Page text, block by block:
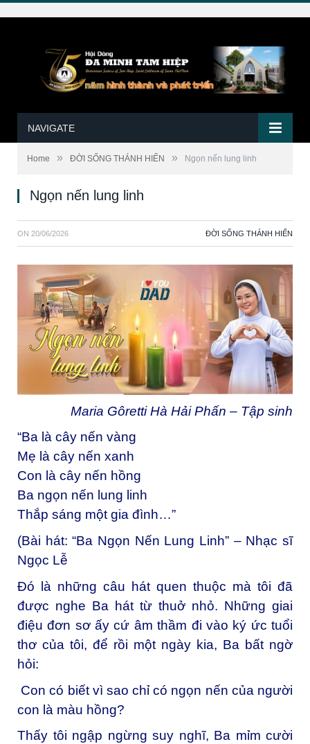
NAVIGATE
Home » ĐỜI SỐNG THÁNH HIẾN » Ngọn nến lung linh
Ngọn nến lung linh
ON 20/06/2026 ĐỜI SỐNG THÁNH HIẾN
Maria Gôretti Hà Hải Phấn – Tập sinh
“Ba là cây nến vàng
Mẹ là cây nến xanh
Con là cây nến hồng
Ba ngọn nến lung linh
Thắp sáng một gia đình…”
(Bài hát: “Ba Ngọn Nến Lung Linh” – Nhạc sĩ
Ngọc Lễ
Đó là những câu hát quen thuộc mà tôi đã
được nghe Ba hát từ thuở nhỏ. Những giai
điệu đơn sơ ấy cứ âm thầm đi vào ký ức tuổi
thơ của tôi, để rồi một ngày kia, Ba bất ngờ
hỏi:
Con có biết vì sao chỉ có ngọn nến của người
con là màu hồng?
Thấy tôi ngập ngừng suy nghĩ, Ba mỉm cười